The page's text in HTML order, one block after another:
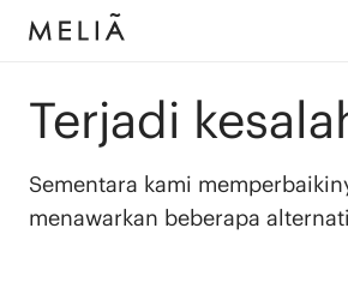
Terjadi
Sementara kami
menawarkan beberapa